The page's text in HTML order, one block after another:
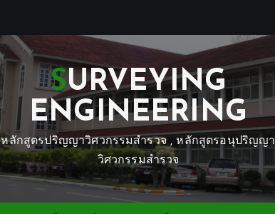
SURVEYING
ENGINEERING
หลักสูตรปริญญาวิศวกรรมสำรวจ , หลักสูตรอนุปริญญา
วิศวกรรมสำรวจ